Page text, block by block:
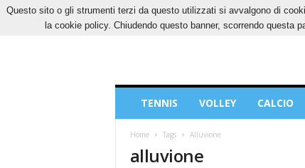
GIOVEDÌ, 6 AGOSTO 2026 CONTATTI
Sport
TENNIS VOLLEY CALCIO
Home Tags Alluvione
alluvione
Questo sito o gli strumenti terzi da questo utilizzati si avvalgono di
la cookie policy. Chiudendo questo banner, scorrendo